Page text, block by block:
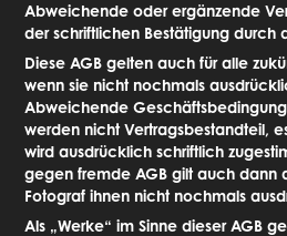
Abweichende oder ergänzende
der schriftlichen Bestätigung durch
Diese AGB gelten auch für alle
wenn sie nicht nochmals
Abweichende
werden nicht Vertragsbestandteil,
wird ausdrücklich schriftlich
gegen fremde AGB gilt auch dann
Fotograf ihnen nicht nochmals
Als „Werke“ im Sinne dieser AGB